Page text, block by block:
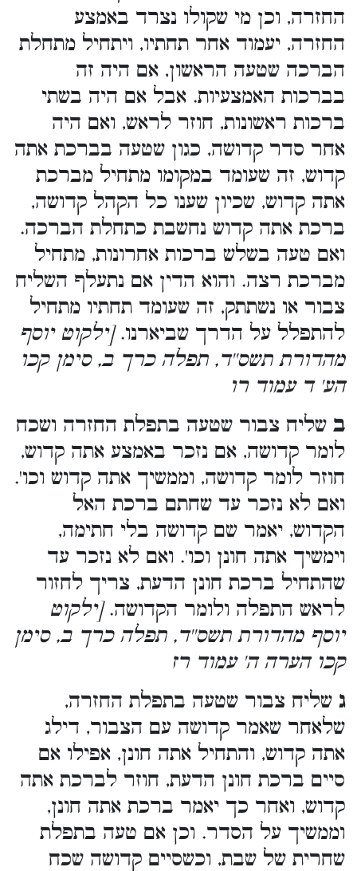
החזרה, וכן מי שקולו נצרד באמצע
החזרה, יעמוד אחר תחתיו, ויתחיל מתחלת
הברכה שטעה הראשון, אם היה זה
בברכות האמצעיות. אבל אם היה בשתי
ברכות ראשונות, חוזר לראש, ואם היה
אחר סדר קדושה, כגון שטעה בברכת אתה
קדוש, זה שעומד במקומו מתחיל מברכת
אתה קדוש, שכיון שענו כל הקהל קדושה,
ברכת אתה קדוש נחשבת כתחלת הברכה.
ואם טעה בשלש ברכות אחרונות, מתחיל
מברכת רצה. והוא הדין אם נתעלף השליח
צבור או נשתתק, זה שעומד תחתיו מתחיל
להתפלל על הדרך שביארנו.[ילקוט יוסף
מהדורת תשס''ד, תפלה כרך ב, סימן קכו
הע' ד עמוד רו
ב שליח צבור שטעה בתפלת החזרה ושכח
לומר קדושה, אם נזכר באמצע אתה קדוש,
חוזר לומר קדושה, וממשיך אתה קדוש וכו'.
ואם לא נזכר עד שחתם ברכת האל
הקדוש, יאמר שם קדושה בלי חתימה,
וימשיך אתה חונן וכו'. ואם לא נזכר עד
שהתחיל ברכת חונן הדעת, צריך לחזור
לראש התפלה ולומר הקדושה.[ילקוט
יוסף מהדורת תשס''ד, תפלה כרך ב, סימן
קכו הערה ה' עמוד רז
ג שליח צבור שטעה בתפלת החזרה,
שלאחר שאמר קדושה עם הצבור, דילג
אתה קדוש, והתחיל אתה חונן, אפילו אם
סיים ברכת חונן הדעת, חוזר לברכת אתה
קדוש, ואחר כך יאמר ברכת אתה חונן,
וממשיך על הסדר. וכן אם טעה בתפלת
שחרית של שבת, וכשסיים קדושה שכח